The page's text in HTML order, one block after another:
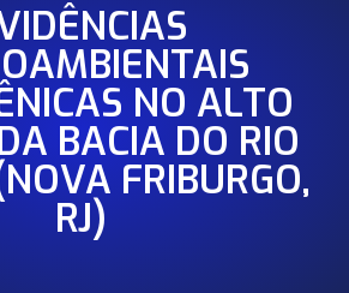
NO ALTO
BACIA DO RIO
FRIBURGO,
RJ)